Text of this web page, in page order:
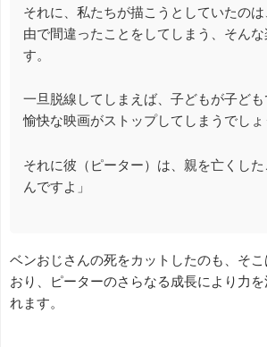
それに、私たちが描こうとしていたの
由で間違ったことをしてしまう、そん
す。
一旦脱線してしまえば、子どもが子ども
愉快な映画がストップしてしまうでしょ
それに彼（ピーター）は、親を亡くし
んですよ」
ベンおじさんの死をカットしたのも、そ
おり、ピーターのさらなる成長により力
れます。